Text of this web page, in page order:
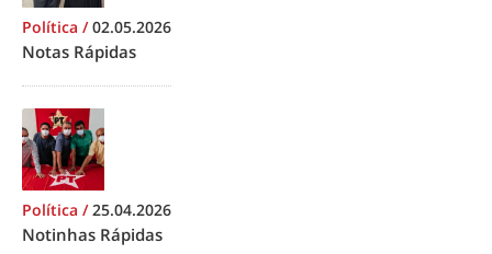
Política /02.05.2026
Notas Rápidas
Política /25.04.2026
Notinhas Rápidas